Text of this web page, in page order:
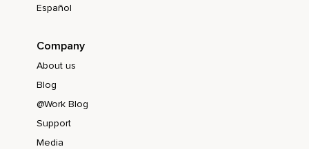
Ton visage.
Merci d'avoir passé ce temps avec moi et continue ta belle
Español
Company
About us
Blog
@Work Blog
Support
Media